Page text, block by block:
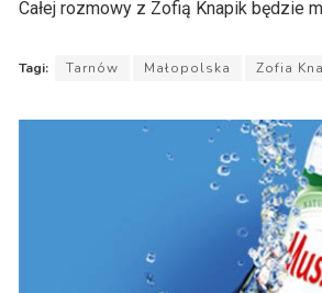
Całej rozmowy z Zofią Knapik będzie
Tagi: Tarnów Małopolska Zofia